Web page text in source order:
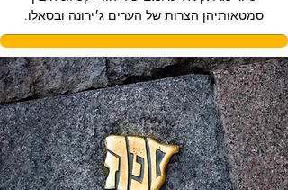
סמטאותיהן הצרות של הערים ג׳ירונה ובסאלו.